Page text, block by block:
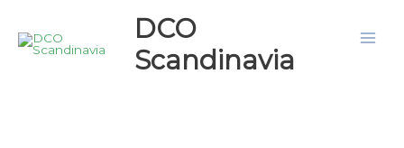
rett
DCO
Scandinavia